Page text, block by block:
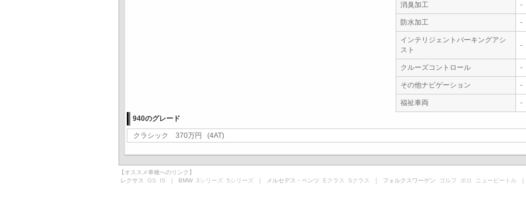
消臭加工 -
防水加工 -
インテリジェントパーキングアシ
スト
-
クルーズコントロール -
その他ナビゲーション -
福祉車両
-
940のグレード
クラシック 370万円 (4AT)
【オススメ車種へのリンク】
レクサス GS IS ｜ BMW 3シリーズ 5シリーズ ｜ メルセデス・ベンツ Eクラス Sクラス ｜ フォルクスワーゲン ゴルフ ポロ ニュービートル